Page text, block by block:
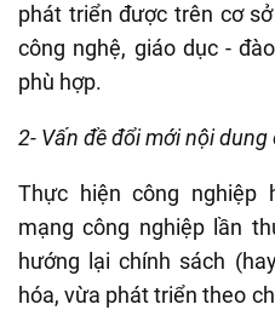
phát triển được trên cơ
công nghệ, giáo dục -
phù hợp.
2- Vấn đề đổi mới nội
Thực hiện công nghiệp
mạng công nghiệp lần
hướng lại chính sách
hóa, vừa phát triển theo